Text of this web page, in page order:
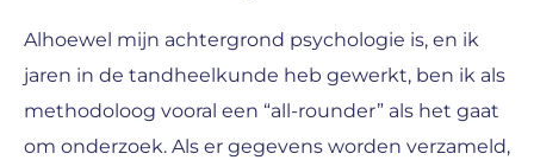
Alhoewel mijn achtergrond psychologie is, en ik
jaren in de tandheelkunde heb gewerkt, ben ik als
methodoloog vooral een “all-rounder” als het gaat
om onderzoek. Als er gegevens worden verzameld,